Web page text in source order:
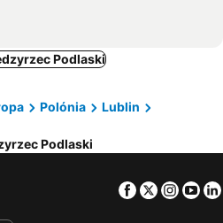
Podlaski
Polónia
Lublin
Podlaski
Facebook
Twitter